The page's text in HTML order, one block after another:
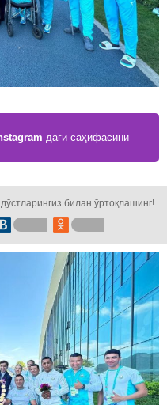
даги саҳифасини
билан ўртоқлашинг!